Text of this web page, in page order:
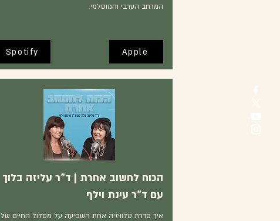
המרחב הערבי והמוסלמי.
Spotify Apple
הכוח לחשוב אחרת | ד"ר עליזה בלוך
עם ד"ר עינת וילף
איך סדרת טלוויזיה אחת השפיעה על מסלול החיים של